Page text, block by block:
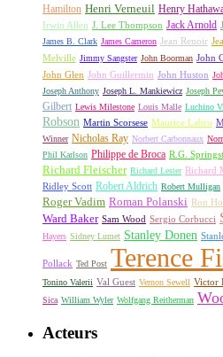
Hamilton Henri Verneuil Henry
Irwin Allen J. Lee Thompson Jack Arnold
James B. Clark James Cameron Jean Renoir
Melville Jimmy Sangster John Boorman John
John Glen John Guillermin John Huston
Joseph Anthony Joseph L. Mankiewicz Joseph
Gilbert Lewis Milestone Louis Malle Luchino
Robson Martin Scorsese Maurice Labro
Winner Nicholas Ray Norbert Carbonnaux
Phil Karlson Philippe de Broca R.G.
Richard Fleischer Richard Lester Richard
Ridley Scott Robert Aldrich Robert Mulligan
Roger Vadim Roman Polanski Ron
Ward Baker Sam Wood Sergio Corbucci
Hayers Sidney Lumet Stanley Donen
Pollack Ted Post Terence
Tonino Valerii Val Guest Vernon Sewell Victor
Sica William Wyler Wolfgang Reitherman
Acteurs